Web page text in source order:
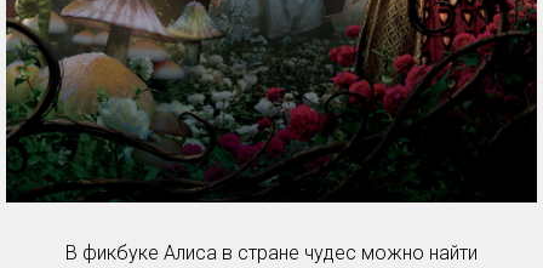
В фикбуке Алиса в стране чудес можно найти